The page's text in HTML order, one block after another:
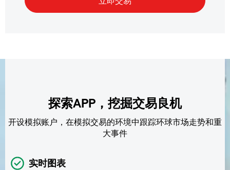
探索APP，挖掘交易良机
开设模拟账户，在模拟交易的环境中跟踪环球市场走势和重
大事件
实时图表